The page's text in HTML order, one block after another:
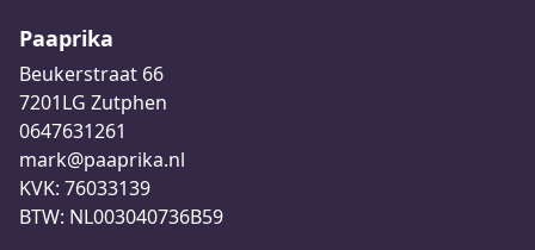
Paaprika
Beukerstraat 66
7201LG Zutphen
0647631261
mark@paaprika.nl
KVK: 76033139
BTW: NL003040736B59